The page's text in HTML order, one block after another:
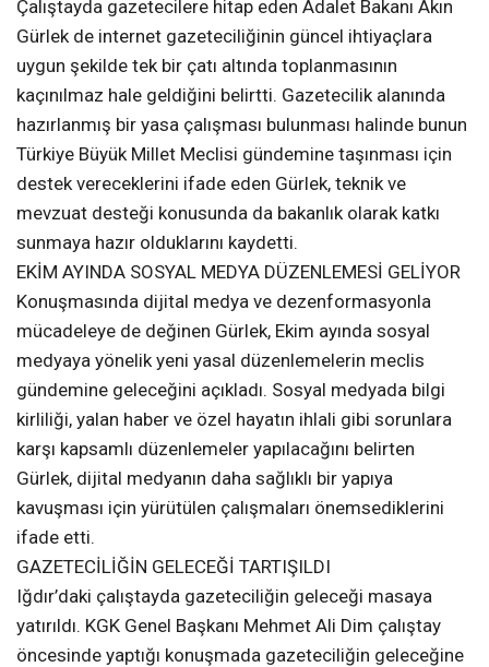
Çalıştayda gazetecilere hitap eden Adalet Bakanı Akın
Gürlek de internet gazeteciliğinin güncel ihtiyaçlara
uygun şekilde tek bir çatı altında toplanmasının
kaçınılmaz hale geldiğini belirtti. Gazetecilik alanında
hazırlanmış bir yasa çalışması bulunması halinde bunun
Türkiye Büyük Millet Meclisi gündemine taşınması için
destek vereceklerini ifade eden Gürlek, teknik ve
mevzuat desteği konusunda da bakanlık olarak katkı
sunmaya hazır olduklarını kaydetti.
EKİM AYINDA SOSYAL MEDYA DÜZENLEMESİ GELİYOR
Konuşmasında dijital medya ve dezenformasyonla
mücadeleye de değinen Gürlek, Ekim ayında sosyal
medyaya yönelik yeni yasal düzenlemelerin meclis
gündemine geleceğini açıkladı. Sosyal medyada bilgi
kirliliği, yalan haber ve özel hayatın ihlali gibi sorunlara
karşı kapsamlı düzenlemeler yapılacağını belirten
Gürlek, dijital medyanın daha sağlıklı bir yapıya
kavuşması için yürütülen çalışmaları önemsediklerini
ifade etti.
GAZETECİLİĞİN GELECEĞİ TARTIŞILDI
Iğdır’daki çalıştayda gazeteciliğin geleceği masaya
yatırıldı. KGK Genel Başkanı Mehmet Ali Dim çalıştay
öncesinde yaptığı konuşmada gazeteciliğin geleceğine